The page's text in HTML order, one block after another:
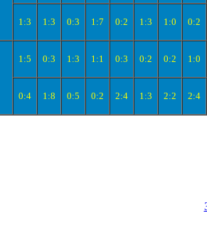
1:3 1:3 0:3 1:7 0:2 1:3 1:0 0:2
1:5 0:3 1:3 1:1 0:3 0:2 0:2 1:0
0:4 1:8 0:5 0:2 2:4 1:3 2:2 2:4